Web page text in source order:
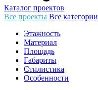
Каталог проектов
Все проекты Все категории
Этажность
Материал
Площадь
Габариты
Стилистика
Особенности